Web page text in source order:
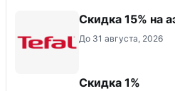
Скидка 15% на
До 31 августа, 2026
Скидка 1%